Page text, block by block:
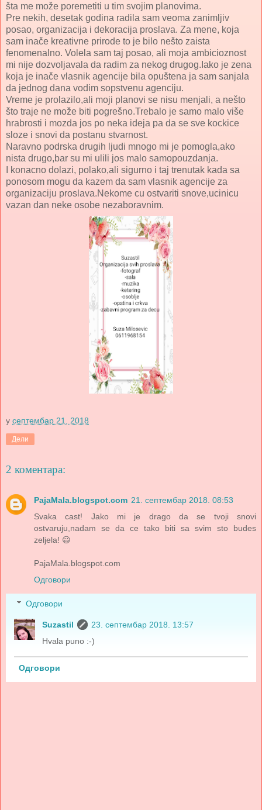
šta me može poremetiti u tim svojim planovima.
Pre nekih, desetak godina radila sam veoma zanimljiv
posao, organizacija i dekoracija proslava. Za mene, koja
sam inače kreativne prirode to je bilo nešto zaista
fenomenalno. Volela sam taj posao, ali moja ambicioznost
mi nije dozvoljavala da radim za nekog drugog.Iako je zena
koja je inače vlasnik agencije bila opuštena ja sam sanjala
da jednog dana vodim sopstvenu agenciju.
Vreme je prolazilo,ali moji planovi se nisu menjali, a nešto
što traje ne može biti pogrešno.Trebalo je samo malo više
hrabrosti i mozda jos po neka ideja pa da se sve kockice
sloze i snovi da postanu stvarnost.
Naravno podrska drugih ljudi mnogo mi je pomogla,ako
nista drugo,bar su mi ulili jos malo samopouzdanja.
I konacno dolazi, polako,ali sigurno i taj trenutak kada sa
ponosom mogu da kazem da sam vlasnik agencije za
organizaciju proslava.Nekome cu ostvariti snove,ucinicu
vazan dan neke osobe nezaboravnim.
у септембар 21, 2018
Дели
2 коментара:
PajaMala.blogspot.com 21. септембар 2018. 08:53
Svaka cast! Jako mi je drago da se tvoji snovi
ostvaruju,nadam se da ce tako biti sa svim sto budes
zeljela! 😃
PajaMala.blogspot.com
Одговори
Одговори
Suzastil
23. септембар 2018. 13:57
Hvala puno :-)
Одговори